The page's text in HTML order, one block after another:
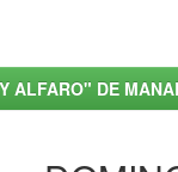
ALFARO" DE